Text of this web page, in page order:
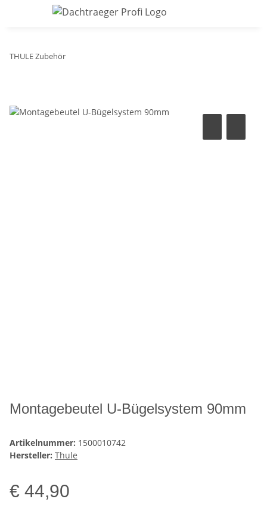
THULE Zubehör
Montagebeutel U-Bügelsystem 90mm
Artikelnummer: 1500010742
Hersteller: Thule
€ 44,90